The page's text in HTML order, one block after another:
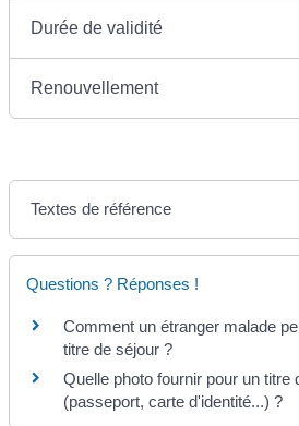
Durée de validité
Renouvellement
Textes de référence
Questions ? Réponses !
Comment un étranger malade
titre de séjour ?
Quelle photo fournir pour un titre
(passeport, carte d'identité...) ?